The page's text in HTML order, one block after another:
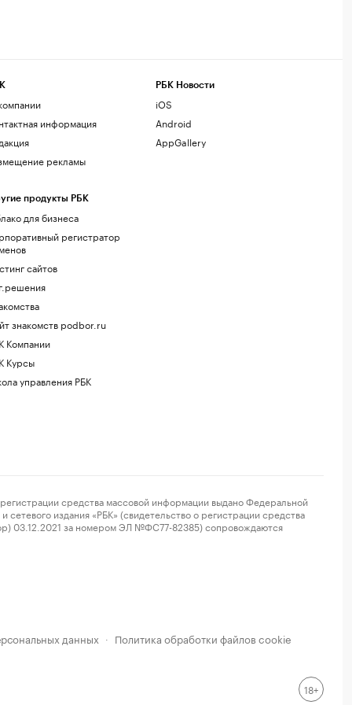
информация
рекламы
продукты РБК
для бизнеса
регистратор
сайтов
знакомств podbor.ru
Компании
Курсы
управления РБК
РБК Новости
iOS
Android
AppGallery
средства массовой информации выдано Федеральной
издания «РБК» (свидетельство о регистрации средства
03.12.2021 за номером ЭЛ №ФС77-82385) сопровождаются
данных · Политика обработки файлов cookie
18+